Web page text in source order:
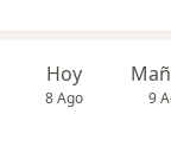
Hoy
8 Ago 9